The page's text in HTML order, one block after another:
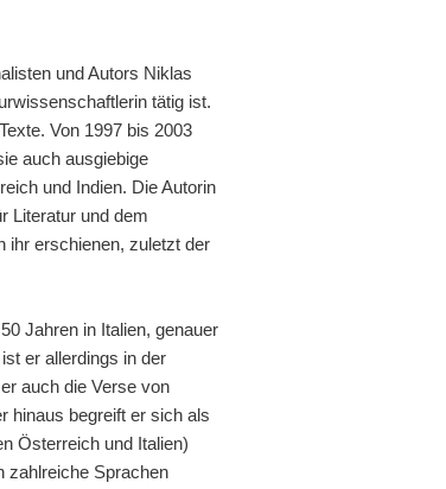
und Autors Niklas
tätig ist.
Von 1997 bis 2003
auch ausgiebige
und Indien. Die Autorin
Literatur und dem
ihr erschienen, zuletzt der
Jahren in Italien, genauer
er allerdings in der
auch die Verse von
hinaus begreift er sich als
Österreich und Italien)
zahlreiche Sprachen